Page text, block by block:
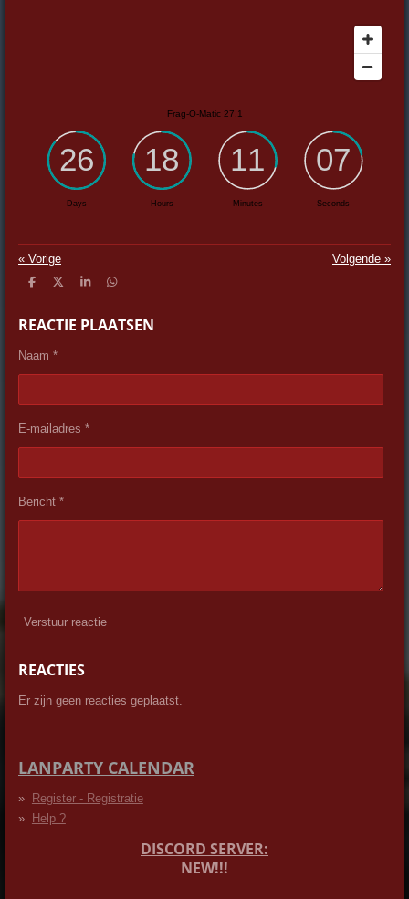
« Vorige Volgende »
D
e
n
D
l
S
r
e
D
e
n
REACTIE PLAATSEN
Naam *
E-mailadres *
Bericht *
Verstuur reactie
REACTIES
Er zijn geen reacties geplaatst.
LANPARTY CALENDAR
Register - Registratie
Help ?
DISCORD SERVER:
NEW!!!